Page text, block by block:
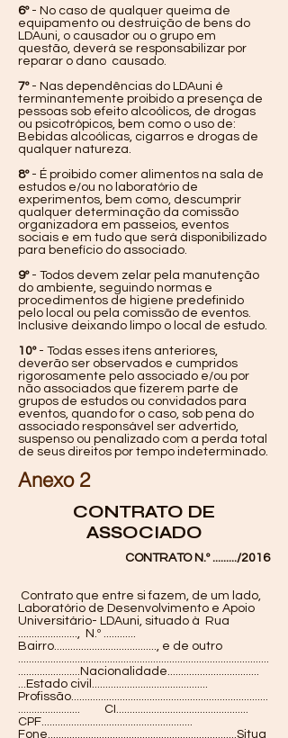
6º- No caso de qualquer queima de
equipamento ou destruição de bens do
LDAuni, o causador ou o grupo em
questão, deverá se responsabilizar por
reparar o dano causado.
7º- Nas dependências do LDAuni é
terminantemente proibido a presença de
pessoas sob efeito alcoólicos, de drogas
ou psicotrópicos, bem como o uso de:
Bebidas alcoólicas, cigarros e drogas de
qualquer natureza.
8º - É proibido comer alimentos na sala de
estudos e/ou no laboratório de
experimentos, bem como, descumprir
qualquer determinação da comissão
organizadora em passeios, eventos
sociais e em tudo que será disponibilizado
para benefício do associado.
9º- Todos devem zelar pela manutenção
do ambiente, seguindo normas e
procedimentos de higiene predefinido
pelo local ou pela comissão de eventos.
Inclusive deixando limpo o local de estudo.
10º- Todas esses itens anteriores,
deverão ser observados e cumpridos
rigorosamente pelo associado e/ou por
não associados que fizerem parte de
grupos de estudos ou convidados para
eventos, quando for o caso, sob pena do
associado responsável ser advertido,
suspenso ou penalizado com a perda total
de seus direitos por tempo indeterminado.
Anexo 2
CONTRATO DE
ASSOCIADO
CONTRATO N.º ........./2016
Contrato que entre si fazem, de um lado,
Laboratório de Desenvolvimento e Apoio
Universitário- LDAuni, situado à Rua
......................, N.º ............
Bairro......................................, e de outro
.............................................................................................
.......................Nacionalidade..................................
...Estado civil...........................................
Profissão.........................................................................
....................... CI.................................................
CPF........................................................
Fone......................................................................Situa